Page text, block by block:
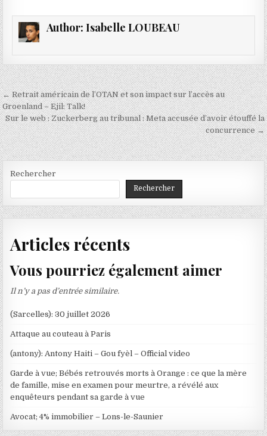
Author: Isabelle LOUBEAU
Navigation
de
l’article
← Retrait américain de l’OTAN et son impact sur l’accès au
Groenland – Ejil: Talk!
Sur le web : Zuckerberg au tribunal : Meta accusée d’avoir étouffé la
concurrence →
Rechercher
Rechercher
Articles récents
Vous pourriez également aimer
Il n’y a pas d’entrée similaire.
(Sarcelles): 30 juillet 2026
Attaque au couteau à Paris
(antony): Antony Haiti – Gou fyèl – Official video
Garde à vue; Bébés retrouvés morts à Orange : ce que la mère
de famille, mise en examen pour meurtre, a révélé aux
enquêteurs pendant sa garde à vue
Avocat; 4% immobilier – Lons-le-Saunier